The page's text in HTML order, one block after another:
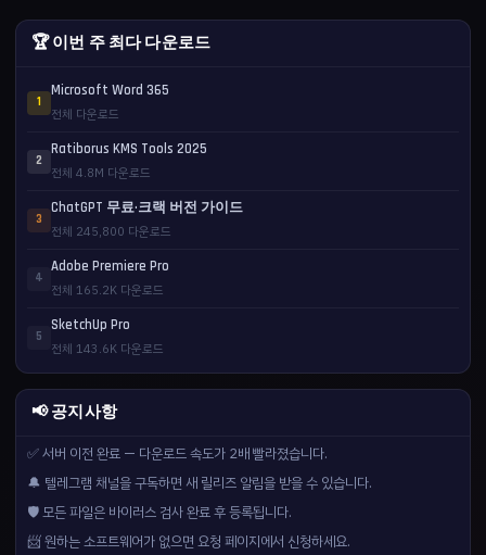
🏆 이번 주 최다 다운로드
1
Microsoft Word 365
전체 다운로드
2
Ratiborus KMS Tools 2025
전체 4.8M 다운로드
3
ChatGPT 무료·크랙 버전 가이드
전체 245,800 다운로드
4
Adobe Premiere Pro
전체 165.2K 다운로드
5
SketchUp Pro
전체 143.6K 다운로드
📢 공지사항
✅ 서버 이전 완료 — 다운로드 속도가 2배 빨라졌습니다.
🔔 텔레그램 채널을 구독하면 새 릴리즈 알림을 받을 수 있습니다.
🛡️ 모든 파일은 바이러스 검사 완료 후 등록됩니다.
📨 원하는 소프트웨어가 없으면 요청 페이지에서 신청하세요.